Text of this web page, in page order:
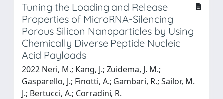
Tuning the Loading and Release
Properties of MicroRNA-Silencing
Porous Silicon Nanoparticles by Using
Chemically Diverse Peptide Nucleic
Acid Payloads
2022 Neri, M.; Kang, J.; Zuidema, J. M.;
Gasparello, J.; Finotti, A.; Gambari, R.; Sailor, M.
J.; Bertucci, A.; Corradini, R.